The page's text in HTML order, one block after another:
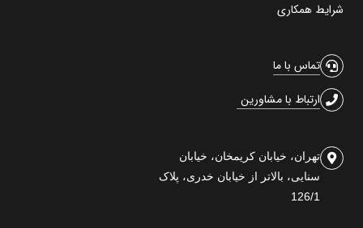
شرایط همکاری
تماس با ما
ارتباط با مشاورین
تهران، خیابان کریمخان، خیابان
سنایی، بالاتر از خیابان خدری، پلاک
126/1